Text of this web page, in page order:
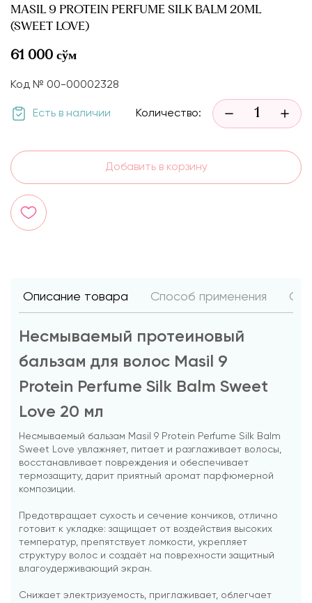
MASIL 9 PROTEIN PERFUME SILK BALM 20ML
(SWEET LOVE)
61 000 сўм
Код № 00-00002328
Есть в наличии Количество:
Добавить в корзину
Описание товара Способ применения
Несмываемый протеиновый
бальзам для волос Masil 9
Protein Perfume Silk Balm Sweet
Love 20 мл
Несмываемый бальзам Masil 9 Protein Perfume Silk Balm
Sweet Love увлажняет, питает и разглаживает волосы,
восстанавливает повреждения и обеспечивает
термозащиту, дарит приятный аромат парфюмерной
композиции.
Предотвращает сухость и сечение кончиков, отлично
готовит к укладке: защищает от воздействия высоких
температур, препятствует ломкости, укрепляет
структуру волос и создаёт на поврехности защитный
влагоудерживающий экран.
Снижает электризуемость, приглаживает, облегчает